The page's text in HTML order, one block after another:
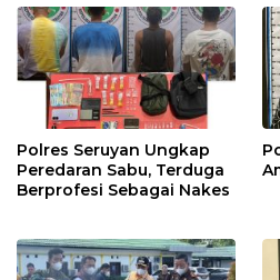
Polres Seruyan Ungkap
Peredaran Sabu, Terduga
Berprofesi Sebagai Nakes